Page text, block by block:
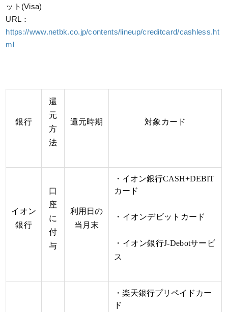
ット(Visa)
URL：
https://www.netbk.co.jp/contents/lineup/creditcard/cashless.ht
ml
銀行
還
元
方
法
還元時期 対象カード
イオン
銀行
口
座
に
付
与
利用日の
当月末
・イオン銀行CASH+DEBIT
カード
・イオンデビットカード
・イオン銀行J-Debotサービ
ス
・楽天銀行プリペイドカー
ド